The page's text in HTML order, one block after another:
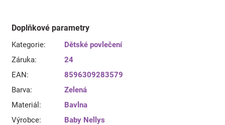
Doplňkové parametry
Kategorie:
Dětské povlečení
Záruka:
24
EAN:
8596309283579
Barva:
Zelená
Materiál :
Bavlna
Výrobce:
Baby Nellys